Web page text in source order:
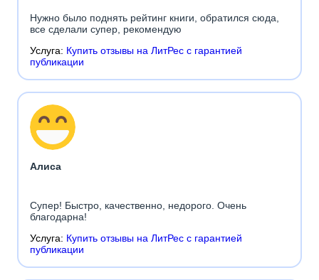
Нужно было поднять рейтинг книги, обратился сюда,
все сделали супер, рекомендую
Услуга: Купить отзывы на ЛитРес с гарантией
публикации
Алиса
Супер! Быстро, качественно, недорого. Очень
благодарна!
Услуга: Купить отзывы на ЛитРес с гарантией
публикации